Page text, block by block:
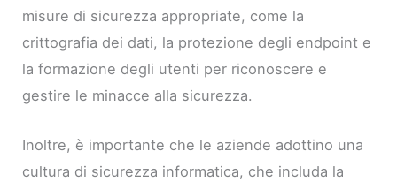
misure di sicurezza appropriate, come la
crittografia dei dati, la protezione degli endpoint e
la formazione degli utenti per riconoscere e
gestire le minacce alla sicurezza.
Inoltre, è importante che le aziende adottino una
cultura di sicurezza informatica, che includa la